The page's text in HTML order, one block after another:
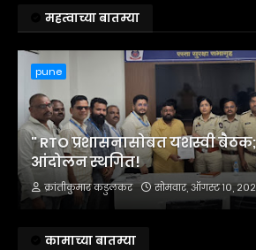
महत्वाच्या बातम्या
pune
" RTO प्रशासनासोबत यशस्वी
आंदोलन स्थगित!
क्रांतीकुमार कडुलकर सोमवार, ऑगस्ट १०,
कामाच्या बातम्या